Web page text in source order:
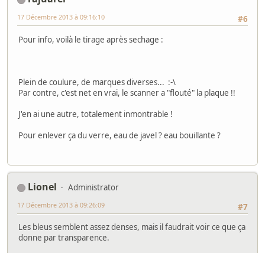
#6
17 Décembre 2013 à 09:16:10
Pour info, voilà le tirage après sechage :
Plein de coulure, de marques diverses... :-\
Par contre, c'est net en vrai, le scanner a "flouté" la plaque !!
J'en ai une autre, totalement inmontrable !
Pour enlever ça du verre, eau de javel ? eau bouillante ?
Lionel
Administrator
#7
17 Décembre 2013 à 09:26:09
Les bleus semblent assez denses, mais il faudrait voir ce que ça
donne par transparence.